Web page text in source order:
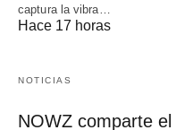
captura la vibra…
Hace 17 horas
NOTICIAS
NOWZ comparte el